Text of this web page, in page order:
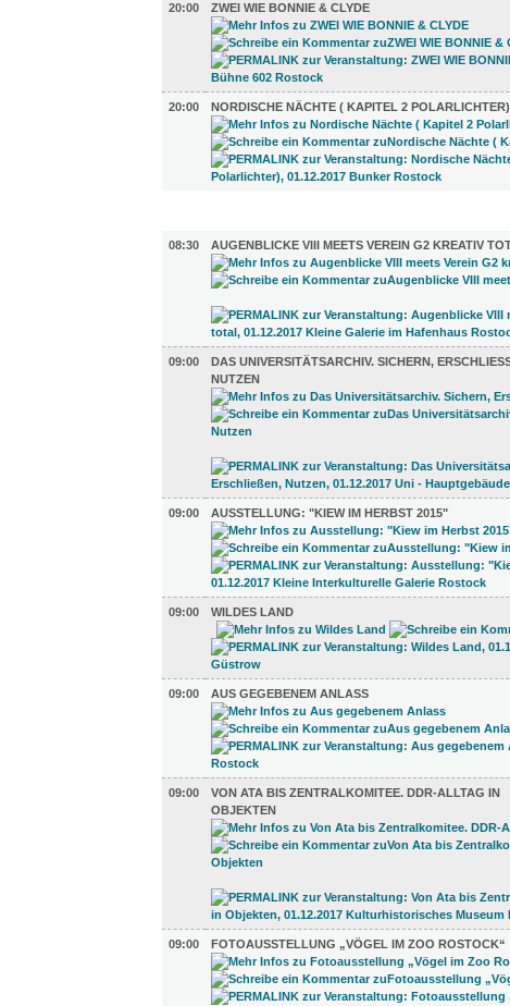
20:00 ZWEI WIE BONNIE & CLYDE
20:00 NORDISCHE NÄCHTE ( KAPITEL 2 POLARLICHTER)
08:30
AUGENBLICKE VIII MEETS VEREIN G2 KREATIV
09:00
DAS UNIVERSITÄTSARCHIV. SICHERN,
UTZEN
09:00 AUSSTELLUNG: "KIEW IM HERBST 2015"
09:00 WILDES LAND
09:00 AUS GEGEBENEM ANLASS
09:00
VON ATA BIS ZENTRALKOMITEE. DDR-ALLTAG IN
OBJEKTEN
09:00 FOTOAUSSTELLUNG „VÖGEL IM ZOO ROSTOCK“